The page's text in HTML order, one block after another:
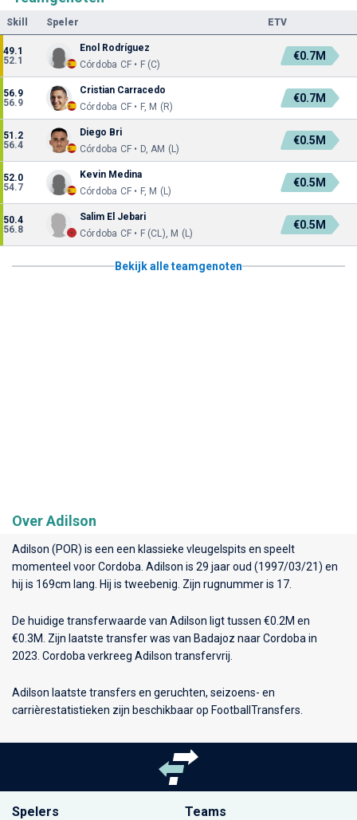
Skill Speler ETV
49.1
52.1
Enol Rodríguez
Córdoba CF • F (C)
€0.7M
56.9
56.9
Cristian Carracedo
Córdoba CF • F, M (R)
€0.7M
51.2
56.4
Diego Bri
Córdoba CF • D, AM (L)
€0.5M
52.0
54.7
Kevin Medina
Córdoba CF • F, M (L)
€0.5M
50.4
56.8
Salim El Jebari
Córdoba CF • F (CL), M (L)
€0.5M
Bekijk alle teamgenoten
Over Adilson
Adilson (POR) is een een klassieke vleugelspits en speelt
momenteel voorCordoba . Adilson is 29 jaar oud (1997/03/21) en
hij is 169cm lang. Hij is tweebenig. Zijn rugnummer is 17.
De huidige transferwaarde van Adilson ligt tussen €0.2M en
€0.3M. Zijn laatste transfer was van Badajoz naar Cordoba in
2023. Cordoba verkreeg Adilson transfervrij.
Adilson laatste transfers en geruchten, seizoens- en
carrièrestatistieken zijn beschikbaar op FootballTransfers.
Spelers Teams